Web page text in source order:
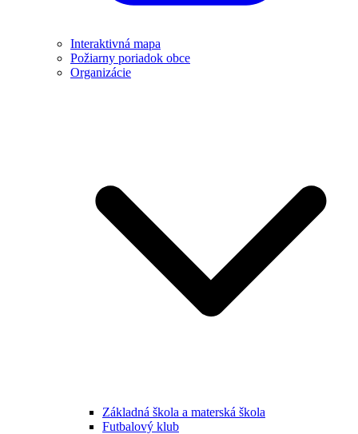
Interaktivná mapa
Požiarny poriadok obce
Organizácie
Základná škola a materská škola
Futbalový klub